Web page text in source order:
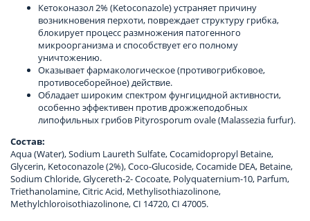
Кетоконазол 2% (Ketoconazole) устраняет причину
возникновения перхоти, повреждает структуру грибка,
блокирует процесс размножения патогенного
микроорганизма и способствует его полному
уничтожению.
Оказывает фармакологическое (противогрибковое,
противосеборейное) действие.
Обладает широким спектром фунгицидной активности,
особенно эффективен против дрожжеподобных
липофильных грибов Pityrosporum ovale (Malassezia furfur).
Состав:
Aqua (Water), Sodium Laureth Sulfate, Cocamidopropyl Betaine,
Glycerin, Ketoconazole (2%), Coco-Glucoside, Cocamide DEA, Betaine,
Sodium Chloride, Glycereth-2- Cocoate, Polyquaternium-10, Parfum,
Triethanolamine, Citric Acid, Methylisothiazolinone,
Methylchloroisothiazolinone, CI 14720, CI 47005.